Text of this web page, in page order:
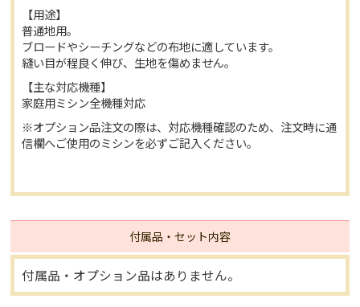
【用途】
普通地用。
ブロードやシーチングなどの布地に適しています。
縫い目が程良く伸び、生地を傷めません。
【主な対応機種】
家庭用ミシン全機種対応
※オプション品注文の際は、対応機種確認のため、注文時に通
信欄へご使用のミシンを必ずご記入ください。
付属品・セット内容
付属品・オプション品はありません。